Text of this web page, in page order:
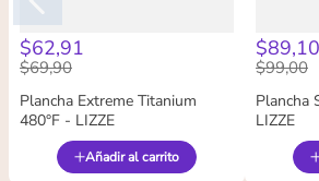
$62,91
$69,90
Plancha Extreme Titanium
480°F - LIZZE
Añadir al carrito
$89,10
$99,00
Plancha
LIZZE